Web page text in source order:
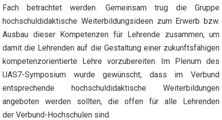
Fach betrachtet werden. Gemeinsam trug die Gruppe
hochschuldidaktische Weiterbildungsideen zum Erwerb bzw.
Ausbau dieser Kompetenzen für Lehrende zusammen, um
damit die Lehrenden auf die Gestaltung einer zukunftsfähigen
kompetenzorientierte Lehre vorzubereiten. Im Plenum des
UAS7-Symposium wurde gewünscht, dass im Verbund
entsprechende hochschuldidaktische Weiterbildungen
angeboten werden sollten, die offen für alle Lehrenden
der Verbund-Hochschulen sind.